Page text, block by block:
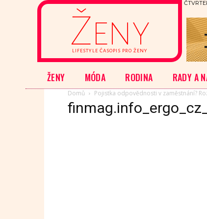
Ženy
LIFESTYLE ČASOPIS PRO ŽENY
ŽENY MÓDA RODINA RADY A
Domů Pojistka odpovědnosti v zaměstnání?